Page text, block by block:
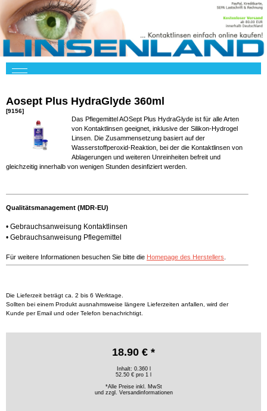
Aosept Plus HydraGlyde 360ml
[9156]
Das Pflegemittel AOSept Plus HydraGlyde ist für alle Arten
von Kontaktlinsen geeignet, inklusive der Silikon-Hydrogel
Linsen. Die Zusammensetzung basiert auf der
Wasserstoffperoxid-Reaktion, bei der die Kontaktlinsen von
Ablagerungen und weiteren Unreinheiten befreit und
gleichzeitig innerhalb von wenigen Stunden desinfiziert werden.
Qualitätsmanagement (MDR-EU)
• Gebrauchsanweisung Kontaktlinsen
• Gebrauchsanweisung Pflegemittel
Für weitere Informationen besuchen Sie bitte die Homepage des Herstellers
Die Lieferzeit beträgt ca. 2 bis 6 Werktage.
Sollten bei einem Produkt ausnahmsweise längere Lieferzeiten anfallen, wird der
Kunde per Email und oder Telefon benachrichtigt.
18.90 € *
Inhalt: 0.360 l
52.50 € pro 1 l
*Alle Preise inkl. MwSt
und zzgl. Versandinformationen